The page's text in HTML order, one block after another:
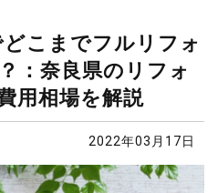
こまでフルリフォ
：奈良県のリフォ
用相場を解説
2022年03月17日